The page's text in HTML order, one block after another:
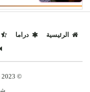
الرئيسية دراما
© 2023 - جميع الحقوق محفوظة.